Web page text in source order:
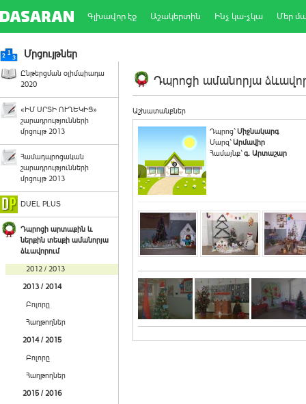
Գլխավոր էջ Աշակերտին Ինչ կա-չկա Մեր
Մրցույթներ
Ընթերցման օլիմպիադա
2020
«ԻՄ ՍՐՏԻ ՈՒՂԵԿԻՑ»
շարադրությունների
մրցույթ 2013
Համադպրոցական
շարադրությունների
մրցույթ 2013
DUEL PLUS
Դպրոցի արտաքին և
ներքին տեսքի ամանորյա
ձևավորում
2012 / 2013
2013 / 2014
Բոլորը
Հաղթողներ
2014 / 2015
Բոլորը
Հաղթողներ
2015 / 2016
Դպրոցի ամանորյա
Աշխատանքներ
Դպրոց`Միջնակարգ
Մարզ`Արմավիր
Համայնք`գ. Արտաշար